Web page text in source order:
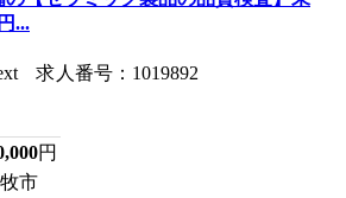
...
求人番号：1019892
円
市